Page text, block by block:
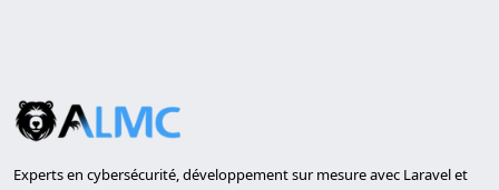
Experts en cybersécurité, développement sur mesure avec Laravel et